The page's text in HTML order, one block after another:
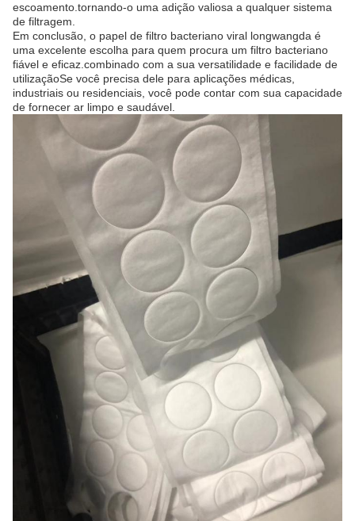
escoamento.tornando-o uma adição valiosa a qualquer sistema
de filtragem.
Em conclusão, o papel de filtro bacteriano viral longwangda é
uma excelente escolha para quem procura um filtro bacteriano
fiável e eficaz.combinado com a sua versatilidade e facilidade de
utilizaçãoSe você precisa dele para aplicações médicas,
industriais ou residenciais, você pode contar com sua capacidade
de fornecer ar limpo e saudável.